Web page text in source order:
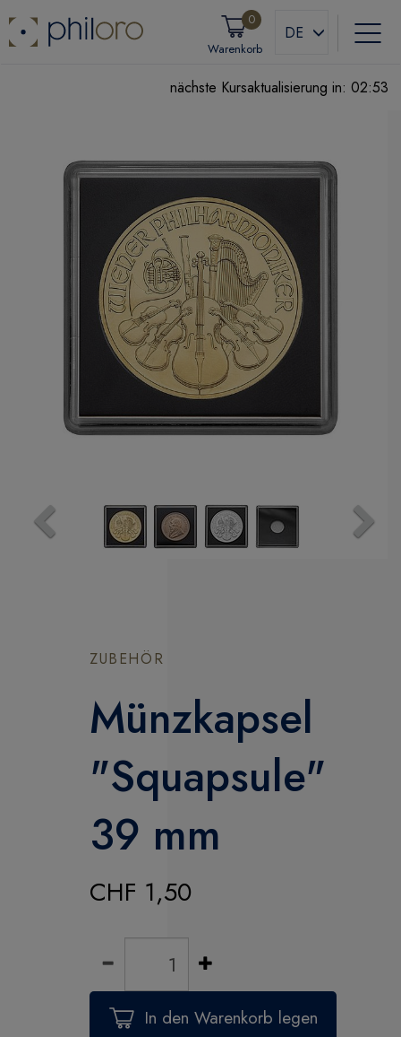
DE
Warenkorb
0
nächste Kursaktualisierung in: 02:52
ZUBEHÖR
Münzkapsel
"Squapsule"
39 mm
CHF 1,50